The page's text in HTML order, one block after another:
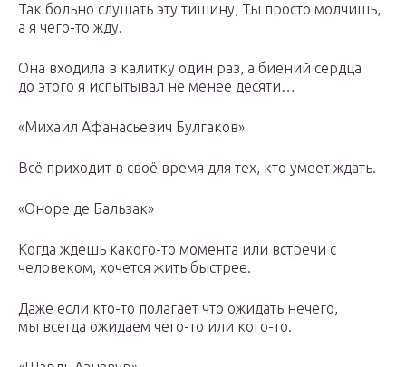
Так больно слушать эту тишину, Ты просто молчишь,
а я чего-то жду.
Она входила в калитку один раз, а биений сердца
до этого я испытывал не менее десяти…
«Михаил Афанасьевич Булгаков»
Всё приходит в своё время для тех, кто умеет ждать.
«Оноре де Бальзак»
Когда ждешь какого-то момента или встречи с
человеком, хочется жить быстрее.
Даже если кто-то полагает что ожидать нечего,
мы всегда ожидаем чего-то или кого-то.